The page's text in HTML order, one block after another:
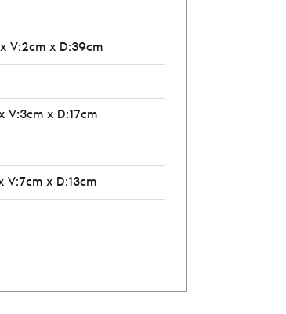
x V:2cm x D:39cm
V:3cm x D:17cm
V:7cm x D:13cm